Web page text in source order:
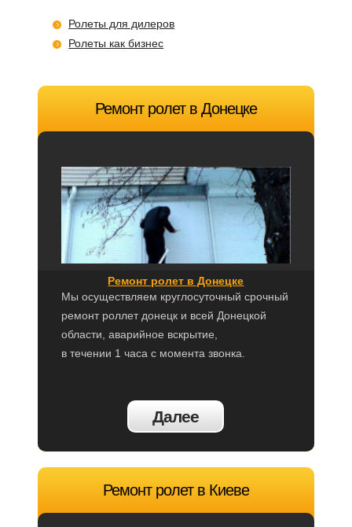
Ролеты для дилеров
Ролеты как бизнес
Ремонт ролет в Донецке
Ремонт ролет в Донецке
Мы осуществляем круглосуточный срочный
ремонт роллет донецк и всей Донецкой
области, аварийное вскрытие,
в течении 1 часа с момента звонка.
Далее
Ремонт ролет в Киеве